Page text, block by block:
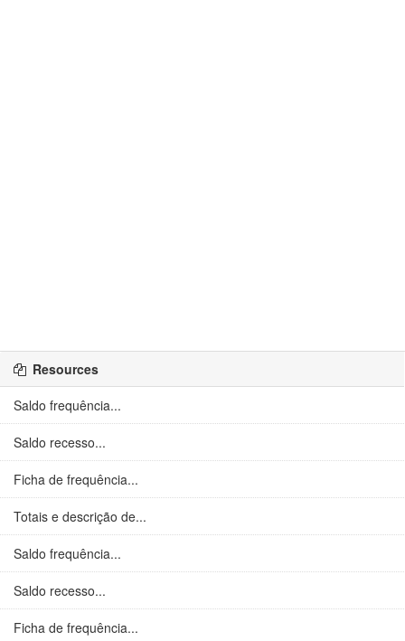
Resources
Saldo frequência...
Saldo recesso...
Ficha de frequência...
Totais e descrição de...
Saldo frequência...
Saldo recesso...
Ficha de frequência...